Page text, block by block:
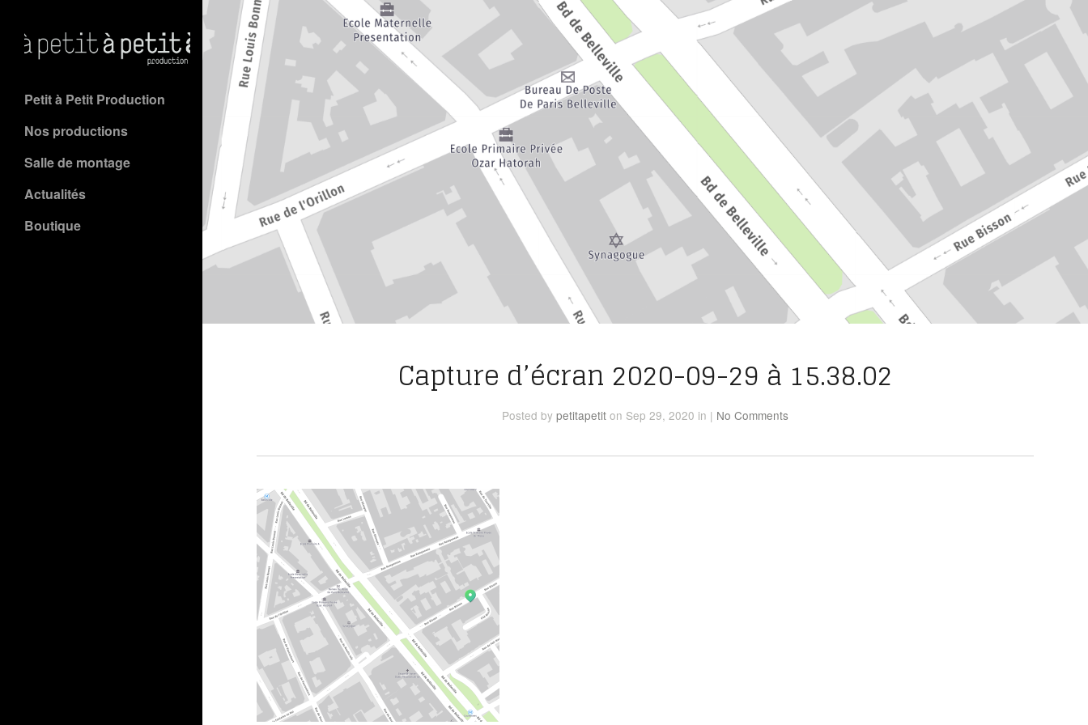
Petit à Petit Production
Nos productions
Salle de montage
Actualités
Boutique
Capture d’écran 2020-09-29 à 15.38.02
Posted by petitapetit on Sep 29, 2020 in | No Comments